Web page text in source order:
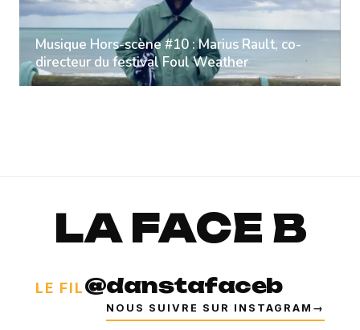
Musique Hors-scène #10 : Marius Rault, co-
directeur du festival Foul Weather
LA FACE B
LE FIL@danstafaceb
NOUS SUIVRE SUR INSTAGRAM →